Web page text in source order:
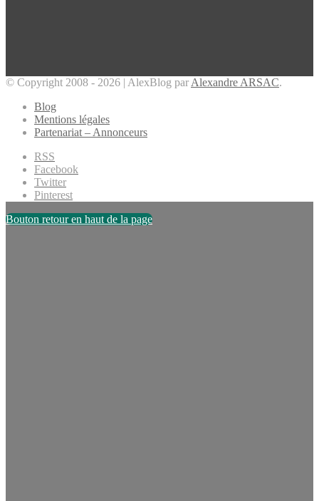
© Copyright 2008 - 2026 | AlexBlog parAlexandre ARSAC.
Blog
Mentions légales
Partenariat – Annonceurs
RSS
Facebook
Twitter
Pinterest
Bouton retour en haut de la page